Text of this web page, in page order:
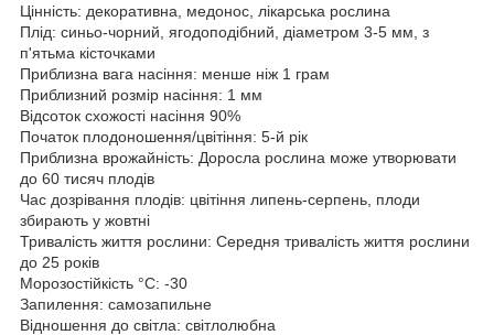
Цінність: декоративна, медонос, лікарська рослина
Плід: синьо-чорний, ягодоподібний, діаметром 3-5 мм, з
п'ятьма кісточками
Приблизна вага насіння: менше ніж 1 грам
Приблизний розмір насіння: 1 мм
Відсоток схожості насіння 90%
Початок плодоношення/цвітіння: 5-й рік
Приблизна врожайність: Доросла рослина може утворювати
до 60 тисяч плодів
Час дозрівання плодів: цвітіння липень-серпень, плоди
збирають у жовтні
Тривалість життя рослини: Середня тривалість життя рослини
до 25 років
Морозостійкість °C: -30
Запилення: самозапильне
Відношення до світла: світлолюбна